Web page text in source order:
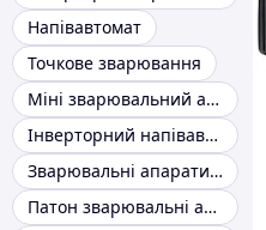
Напівавтомат
Точкове зварювання
Міні зварювальний апарат
Інверторний напівавтомат
Зварювальні апарати EDON
Патон зварювальні апарати